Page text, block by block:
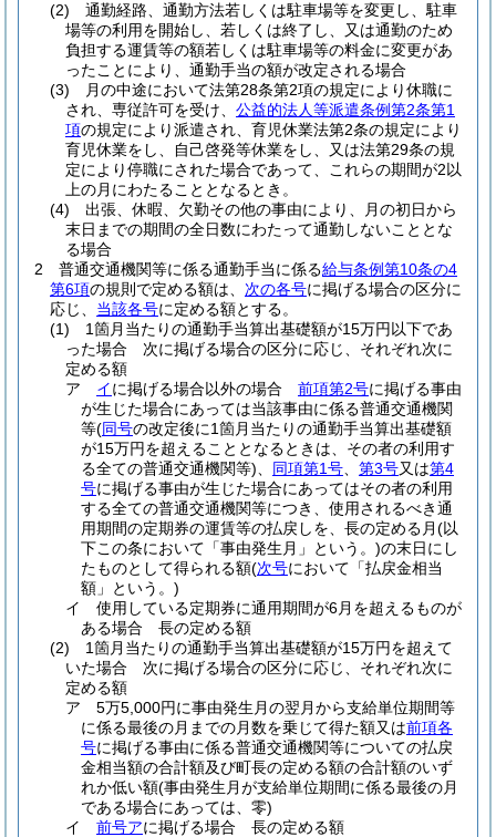
(2)
通勤経路、通勤方法若しくは駐車場等を変更し、駐車
場等の利用を開始し、若しくは終了し、又は通勤のため
負担する運賃等の額若しくは駐車場等の料金に変更があ
ったことにより、通勤手当の額が改定される場合
(3)
月の中途において法第28条第2項の規定により休職に
され、専従許可を受け、 公益的法人等派遣条例第2条第1
項の規定により派遣され、育児休業法第2条の規定により
育児休業をし、自己啓発等休業をし、又は法第29条の規
定により停職にされた場合であって、これらの期間が2以
上の月にわたることとなるとき。
(4)
出張、休暇、欠勤その他の事由により、月の初日から
末日までの期間の全日数にわたって通勤しないこととな
る場合
2
普通交通機関等に係る通勤手当に係る給与条例第10条の4
第6項の規則で定める額は、 次の各号に掲げる場合の区分に
応じ、 当該各号に定める額とする。
(1)
1箇月当たりの通勤手当算出基礎額が15万円以下であ
った場合 次に掲げる場合の区分に応じ、それぞれ次に
定める額
ア
イに掲げる場合以外の場合 前項第2号に掲げる事由
が生じた場合にあっては当該事由に係る普通交通機関
等(同号の改定後に1箇月当たりの通勤手当算出基礎額
が15万円を超えることとなるときは、その者の利用す
る全ての普通交通機関等)
同項第1号 第3号又は第4
号に掲げる事由が生じた場合にあってはその者の利用
する全ての普通交通機関等につき、使用されるべき通
用期間の定期券の運賃等の払戻しを、長の定める月(以
下この条において「事由発生月」という。)の末日にし
たものとして得られる額(次号において「払戻金相当
額」という。)
イ
使用している定期券に通用期間が6月を超えるものが
ある場合 長の定める額
(2)
1箇月当たりの通勤手当算出基礎額が15万円を超えて
いた場合 次に掲げる場合の区分に応じ、それぞれ次に
定める額
ア
5万5,000円に事由発生月の翌月から支給単位期間等
に係る最後の月までの月数を乗じて得た額又は前項各
号に掲げる事由に係る普通交通機関等についての払戻
金相当額の合計額及び町長の定める額の合計額のいず
れか低い額(事由発生月が支給単位期間に係る最後の月
である場合にあっては、零)
イ
前号アに掲げる場合 長の定める額